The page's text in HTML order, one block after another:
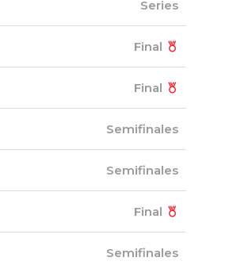
Series
Final
Final
Semifinales
Semifinales
Final
Semifinales